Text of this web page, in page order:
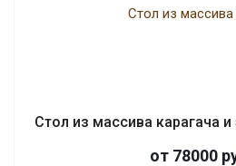
Стол из массива карагача
от 78000